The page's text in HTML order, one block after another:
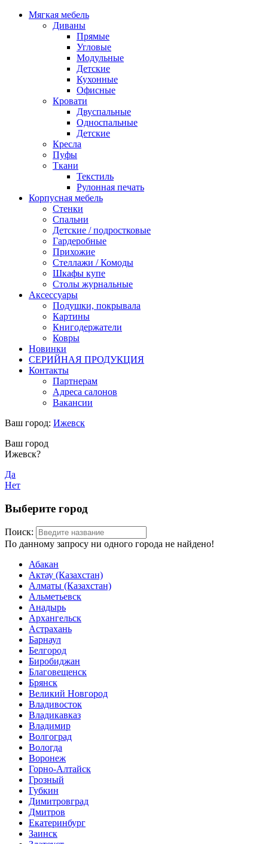
Мягкая мебель
Диваны
Прямые
Угловые
Модульные
Детские
Кухонные
Офисные
Кровати
Двуспальные
Односпальные
Детские
Кресла
Пуфы
Ткани
Текстиль
Рулонная печать
Корпусная мебель
Стенки
Спальни
Детские / подростковые
Гардеробные
Прихожие
Стеллажи / Комоды
Шкафы купе
Столы журнальные
Аксессуары
Подушки, покрывала
Картины
Книгодержатели
Ковры
Новинки
СЕРИЙНАЯ ПРОДУКЦИЯ
Контакты
Партнерам
Адреса салонов
Вакансии
Ваш город: Ижевск
Ваш город
Ижевск?
Да
Нет
Выберите город
Поиск:
По данному запросу ни одного города не найдено!
Абакан
Актау (Казахстан)
Алматы (Казахстан)
Альметьевск
Анадырь
Архангельск
Астрахань
Барнаул
Белгород
Биробиджан
Благовещенск
Брянск
Великий Новгород
Владивосток
Владикавказ
Владимир
Волгоград
Вологда
Воронеж
Горно-Алтайск
Грозный
Губкин
Димитровград
Дмитров
Екатеринбург
Заинск